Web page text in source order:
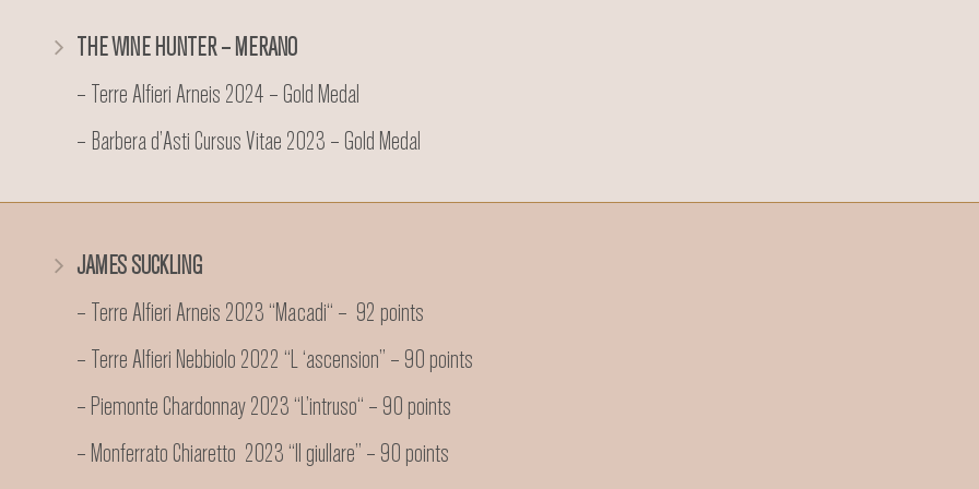
THE WINE HUNTER – MERANO
– Terre Alfieri Arneis 2024 – Gold Medal
– Barbera d’Asti Cursus Vitae 2023 – Gold Medal
JAMES SUCKLING
– Terre Alfieri Arneis 2023 “Macadi“ – 92 points
– Terre Alfieri Nebbiolo 2022 “L ‘ascension” – 90 points
– Piemonte Chardonnay 2023 “L’intruso“ – 90 points
– Monferrato Chiaretto 2023 “Il giullare” – 90 points